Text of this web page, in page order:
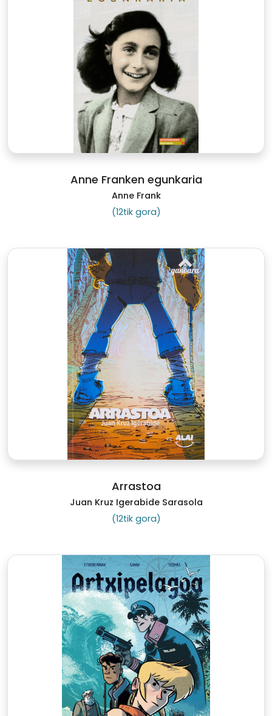
Anne Franken egunkaria
Anne Frank
(12tik gora)
Arrastoa
Juan Kruz Igerabide Sarasola
(12tik gora)